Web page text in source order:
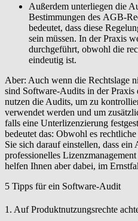
Außerdem unterliegen die
Bestimmungen des AGB-
bedeutet, dass diese
sein müssen. In der Praxis
durchgeführt, obwohl die
eindeutig ist.
Aber: Auch wenn die Rechtslage
sind Software-Audits in der Praxis
nutzen die Audits, um zu
verwendet werden und um
falls eine Unterlizenzierung
bedeutet das: Obwohl es
Sie sich darauf einstellen, dass
professionelles
helfen Ihnen aber dabei, im
5 Tipps für ein Software-Audit
1. Auf Produktnutzungsrechte